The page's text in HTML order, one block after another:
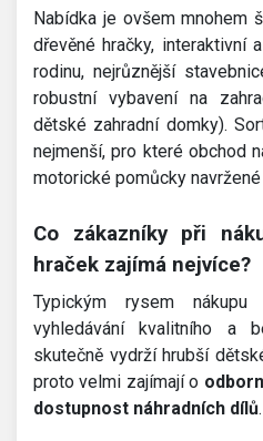
Nabídka je ovšem mnohem
dřevěné hračky, interaktivní
rodinu, nejrůznější
robustní vybavení na
dětské zahradní domky).
nejmenší, pro které obchod
motorické pomůcky
Co zákazníky při
hraček zajímá nejvíce?
Typickým rysem
vyhledávání kvalitního a
skutečně vydrží hrubší
proto velmi zajímají o
dostupnost náhradních dílů.